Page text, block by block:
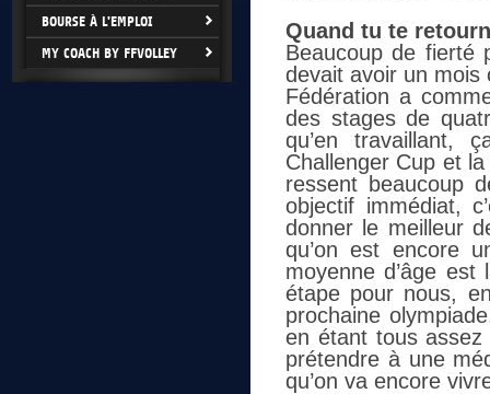
BOURSE À L'EMPLOI
MY COACH BY FFVOLLEY
Quand tu te
Beaucoup de fierté
devait avoir un
Fédération a
des stages de
qu’en travaillant,
Challenger Cup et
ressent beaucoup
objectif immédiat,
donner le meilleur
qu’on est encore
moyenne d’âge
étape pour nous,
prochaine
en étant tous assez
prétendre à une
qu’on va encore